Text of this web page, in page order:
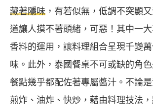
藏著隱味 ，有若似無，低調不突顯
道讓人摸不著頭緒，可惡！其中一大
香料的運用，讓料理組合呈現千變
味。此外，泰國餐桌不可或缺的角
餐點幾乎都配佐著專屬醬汁。不論是
煎炸、油炸、快炒，藉由料理技法